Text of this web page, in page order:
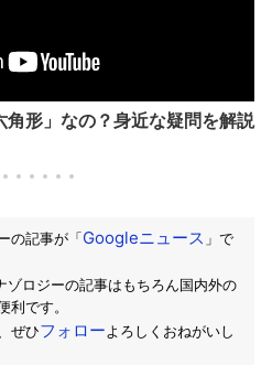
形」なの？身近な疑問を解説
の記事が「Googleニュース 」で
ロジーの記事はもちろん国内外の
利です。
ぜひフォローよろしくおねがいし